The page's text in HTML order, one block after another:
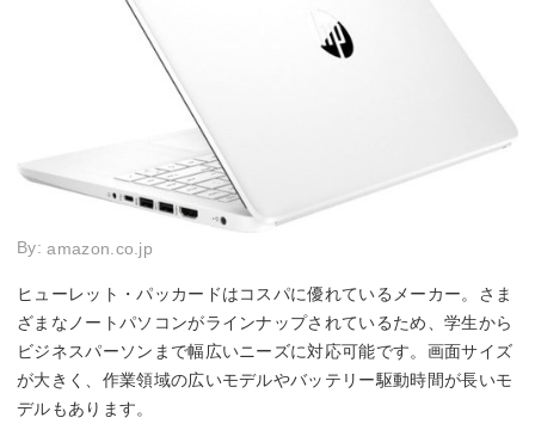
By:amazon.co.jp
ヒューレット・パッカードはコスパに優れているメーカー。さま
ざまなノートパソコンがラインナップされているため、学生から
ビジネスパーソンまで幅広いニーズに対応可能です。画面サイズ
が大きく、作業領域の広いモデルやバッテリー駆動時間が長いモ
デルもあります。